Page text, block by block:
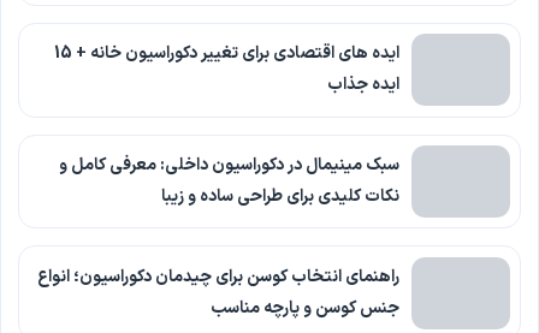
ایده های اقتصادی برای تغییر دکوراسیون خانه + 15
ایده جذاب
سبک مینیمال در دکوراسیون داخلی: معرفی کامل و
نکات کلیدی برای طراحی ساده و زیبا
راهنمای انتخاب کوسن برای چیدمان دکوراسیون؛ انواع
جنس کوسن و پارچه مناسب